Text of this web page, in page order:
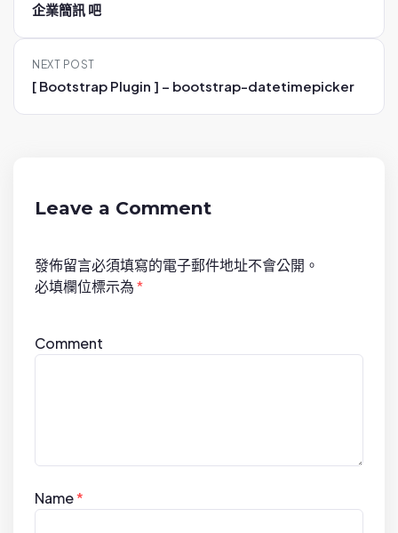
t
企業簡訊 吧
NEXT POST
[ Bootstrap Plugin ] – bootstrap-datetimepicker
Leave a Comment
發佈留言必須填寫的電子郵件地址不會公開。
必填欄位標示為*
Comment
Name*